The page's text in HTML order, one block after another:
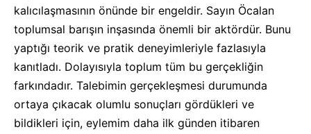
kalıcılaşmasının önünde bir engeldir. Sayın Öcalan
toplumsal barışın inşasında önemli bir aktördür. Bunu
yaptığı teorik ve pratik deneyimleriyle fazlasıyla
kanıtladı. Dolayısıyla toplum tüm bu gerçekliğin
farkındadır. Talebimin gerçekleşmesi durumunda
ortaya çıkacak olumlu sonuçları gördükleri ve
bildikleri için, eylemim daha ilk günden itibaren